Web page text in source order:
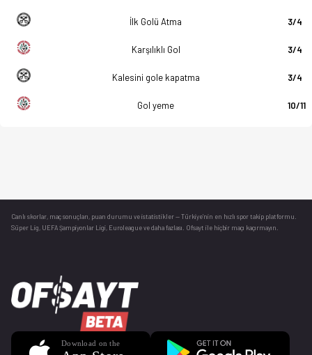
İlk Golü Atma 3/4
Karşılıklı Gol 3/4
Kalesini gole kapatma 3/4
Gol yeme 10/11
Canlı skorlar , maç sonuçları, puan durumu ve istatistikler — Türkiye’nin en hızlı spor takip platformu.
Süper Lig, UEFA Şampiyonlar Ligi, Euroleague ve daha fazlası. Ofsayt ile hiçbir maçı kaçırmayın.